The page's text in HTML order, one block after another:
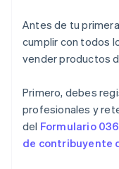
Antes de tu
cumplir con todos
vender productos
Primero, debes
profesionales y
del Formulario 036
de contribuyente